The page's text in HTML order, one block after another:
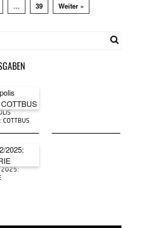
… 39 Weiter »
2025: